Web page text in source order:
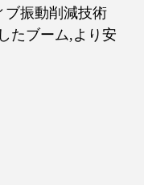
ブ振動削減技術
たブーム,より安